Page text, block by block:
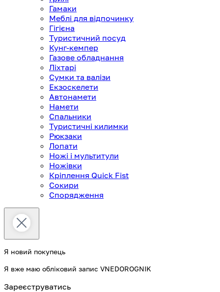
Гамаки
Меблі для відпочинку
Гігієна
Туристичний посуд
Кунг-кемпер
Газове обладнання
Ліхтарі
Сумки та валізи
Екзоскелети
Автонамети
Намети
Спальники
Туристичні килимки
Рюкзаки
Лопати
Ножі і мультитули
Ножівки
Кріплення Quick Fist
Сокири
Спорядження
Я новий покупець
Я вже маю обліковий запис VNEDOROGNIK
Зареєструватись